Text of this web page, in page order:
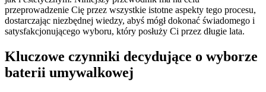
przeprowadzenie Cię przez wszystkie istotne aspekty tego procesu,
dostarczając niezbędnej wiedzy, abyś mógł dokonać świadomego i
satysfakcjonującego wyboru, który posłuży Ci przez długie lata.
Kluczowe czynniki decydujące o wyborze
baterii umywalkowej